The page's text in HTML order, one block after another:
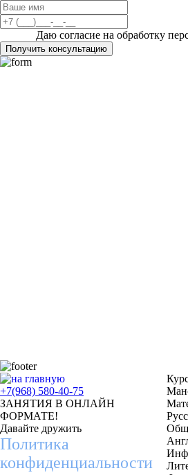
Даю согласие на обработку
Получить консультацию
+7(968) 580-40-75
ЗАНЯТИЯ В ОНЛАЙН
ФОРМАТЕ!
Давайте дружить
Политика
конфиденциальности